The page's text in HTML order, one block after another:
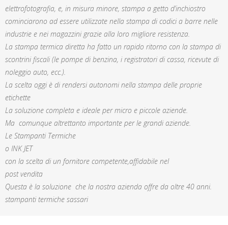
elettrofotografia, e, in misura minore, stampa a getto d’inchiostro
cominciarono ad essere utilizzate nella stampa di codici a barre nelle
industrie e nei magazzini grazie alla loro migliore resistenza.
La stampa termica diretta ha fatto un rapido ritorno con la stampa di
scontrini fiscali (le pompe di benzina, i registratori di cassa, ricevute di
noleggio auto, ecc.).
La scelta oggi è di rendersi autonomi nella stampa delle proprie
etichette
La soluzione completa e ideale per micro e piccole aziende.
Ma comunque altrettanto importante per le grandi aziende.
Le Stampanti Termiche
o INK JET
con la scelta di un fornitore competente,affidabile nel
post vendita
Questa è la soluzione che la nostra azienda offre da oltre 40 anni.
stampanti termiche sassari